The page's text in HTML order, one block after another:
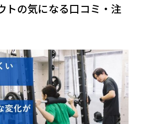
監修者：竹綱
「始めやすさ」や「続けやすさ」も重
トの気になる口コミ・注